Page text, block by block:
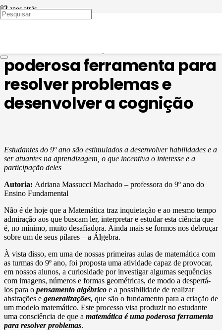
3 anos atrás
EDUCAÇÃO EM PAUTA
poderosa ferramenta para
resolver problemas e
desenvolver a cognição
Estudantes do 9º ano são estimulados a desenvolver habilidades e a
ser atuantes na aprendizagem, o que incentiva o interesse e a
participação deles
Autoria: Adriana Massucci Machado – professora do 9º ano do
Ensino Fundamental
Não é de hoje que a Matemática traz inquietação e ao mesmo tempo
admiração aos que buscam ler, interpretar e estudar esta ciência que
é, no mínimo, muito desafiadora. Ainda mais se formos nos debruçar
sobre um de seus pilares – a Álgebra.
À vista disso, em uma de nossas primeiras aulas de matemática com
as turmas do 9º ano, foi proposta uma atividade capaz de provocar,
em nossos alunos, a curiosidade por investigar algumas sequências
com imagens, números e formas geométricas, de modo a despertá-
los para o pensamento algébrico e a possibilidade de realizar
abstrações e generalizações, que são o fundamento para a criação de
um modelo matemático. Este processo visa produzir no estudante
uma consciência de que a matemática é uma poderosa ferramenta
para resolver problemas.